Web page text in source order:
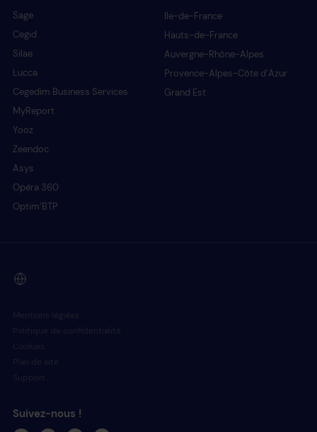
Sage
Cegid
Silae
Lucca
Cegedim Business Services
MyReport
Yooz
Zeendoc
Asys
Opéra 360
Optim’BTP
Ile-de-France
Hauts-de-France
Auvergne-Rhône-Alpes
Provence-Alpes-Côte d’Azur
Grand Est
Suivez-nous !